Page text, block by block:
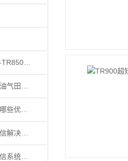
纵横内外·突破盲区|BF-TR8500​高功率全频段数字中继台
PDT数字集群系统具有哪些优势？
化工厂企业专业无线通信解决方案
防汛救援便携式应急通信系统解决方案